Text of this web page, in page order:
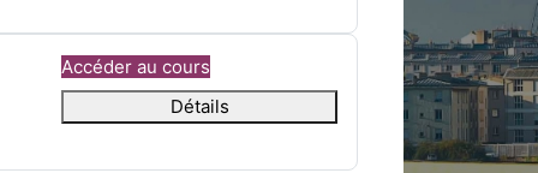
Accéder au cours
Détails